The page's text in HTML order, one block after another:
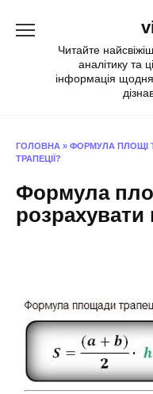
Читайте
аналітику та
інформація
ГОЛОВНА » ФОРМУЛА ПЛОЩІ
ТРАПЕЦІЇ?
Формула
розрахувати